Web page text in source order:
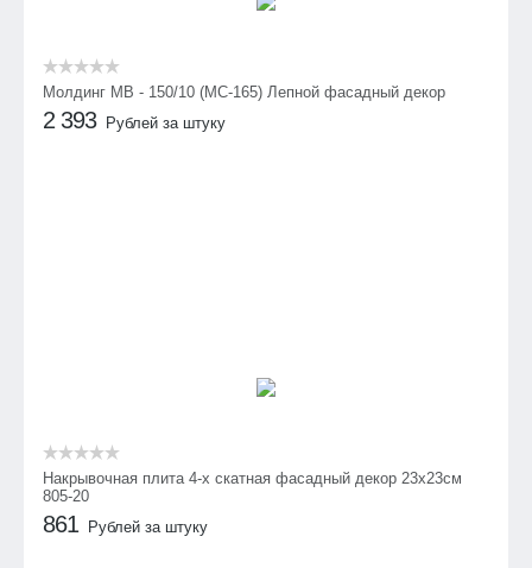
Молдинг МВ - 150/10 (МС-165) Лепной фасадный декор
2 393 Рублей за штуку
Накрывочная плита 4-х скатная фасадный декор 23х23см
805-20
861 Рублей за штуку